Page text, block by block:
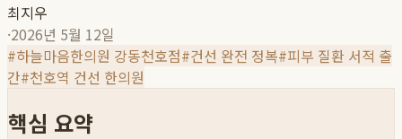
최지우
·2026년 5월 12일
#하늘마음한의원 강동천호점#건선 완전 정복#피부 질환 서적 출
간#천호역 건선 한의원
핵심 요약